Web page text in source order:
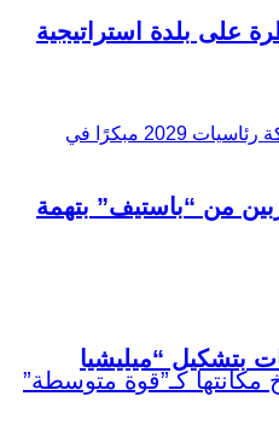
على بلدة استراتيجية
من “باستيف” بتهمة
بتشكيل “ميليشيا